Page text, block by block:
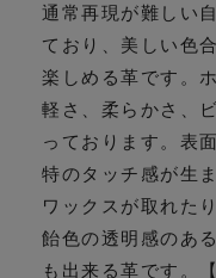
通常再現が難しい
ており、美しい色
楽しめる革です。
軽さ、柔らかさ、
っております。表
特のタッチ感が生
ワックスが取れた
飴色の透明感のあ
も出来る革です。